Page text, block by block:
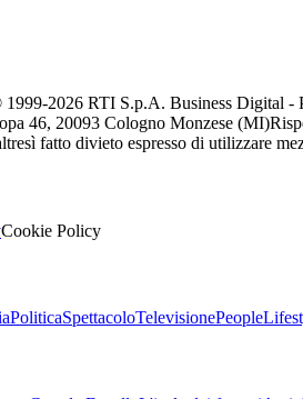
1999-2026 RTI S.p.A. Business Digital -
46, 20093 Cologno Monzese (MI)
fatto divieto espresso di utilizzare
Cookie Policy
PoliticaSpettacoloTelevisionePeople